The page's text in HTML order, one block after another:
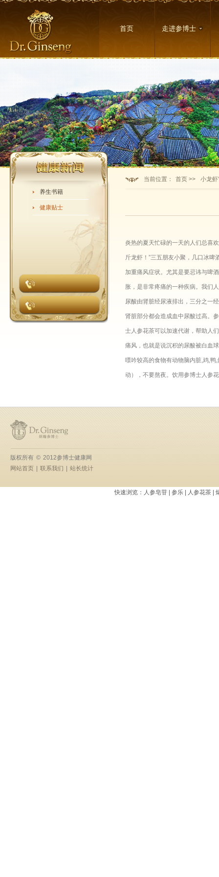
首页 走进参博士
养生书籍
健康贴士
当前位置： 首页 >> 小龙虾
炎热的夏天忙碌的一天的人们总喜
斤龙虾！”三五朋友小聚，几口冰
加重痛风症状。尤其是要忌讳与啤
胀，是非常疼痛的一种疾病。我们
尿酸由肾脏经尿液排出，三分之一
肾脏部分都会造成血中尿酸过高。
士人参花茶可以加速代谢，帮助人
痛风，也就是说沉积的尿酸被白血
嘌吟较高的食物有动物脑内脏,鸡,
动），不要熬夜。饮用参博士人参
版权所有 © 2012参博士健康网
网站首页
联系我们 站长统计
快速浏览： 人参皂苷 |参乐 人参花茶 |